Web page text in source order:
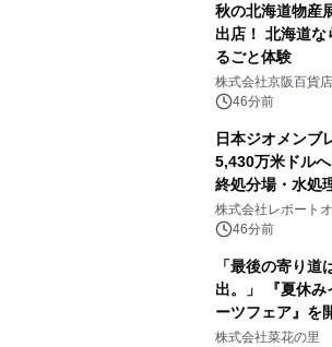
秋の北海道物産
出店！ 北海道な
るごと体験
株式会社京阪百貨店
46分前
日本ジオメンブ
5,430万米ドル
終処分場・水処
需要拡大
株式会社レポート
46分前
「最後の寄り道
出。」 『夏休み
ーツフェア』を
株式会社菜花の里